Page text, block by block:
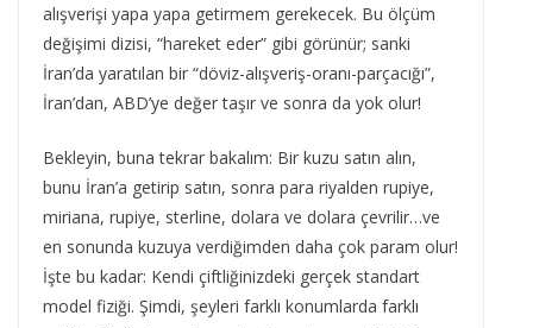
alışverişi yapa yapa getirmem gerekecek. Bu ölçüm
değişimi dizisi, “hareket eder” gibi görünür; sanki
İran’da yaratılan bir “döviz-alışveriş-oranı-parçacığı”,
İran’dan, ABD’ye değer taşır ve sonra da yok olur!
Bekleyin, buna tekrar bakalım: Bir kuzu satın alın,
bunu İran’a getirip satın, sonra para riyalden rupiye,
miriana, rupiye, sterline, dolara ve dolara çevrilir…ve
en sonunda kuzuya verdiğimden daha çok param olur!
İşte bu kadar: Kendi çiftliğinizdeki gerçek standart
model fiziği. Şimdi, şeyleri farklı konumlarda farklı